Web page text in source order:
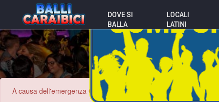
DOVE SI
BALLA
LOCALI
LATINI
A causa dell'emergenza Coronavirus le informazioni contenute